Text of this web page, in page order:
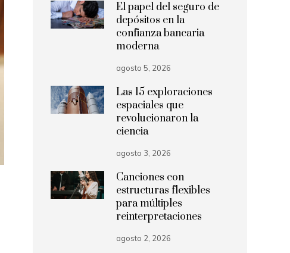
El papel del seguro de
depósitos en la
confianza bancaria
moderna
agosto 5, 2026
Las 15 exploraciones
espaciales que
revolucionaron la
ciencia
agosto 3, 2026
Canciones con
estructuras flexibles
para múltiples
reinterpretaciones
agosto 2, 2026